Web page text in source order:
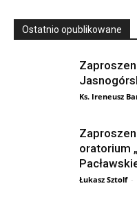
Ostatnio opublikowane
Ks. Ireneusz
oratorium
Łukasz Sztolf -